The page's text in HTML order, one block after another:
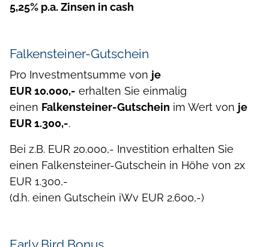
5,25% p.a. Zinsen in cash
Falkensteiner-Gutschein
Pro Investmentsumme von je
EUR 10.000,- erhalten Sie einmalig
einen Falkensteiner-Gutschein im Wert von je
EUR 1.300,-.
Bei z.B. EUR 20.000,- Investition erhalten Sie
einen Falkensteiner-Gutschein in Höhe von 2x
EUR 1.300,-
(d.h. einen Gutschein iWv EUR 2.600,-)